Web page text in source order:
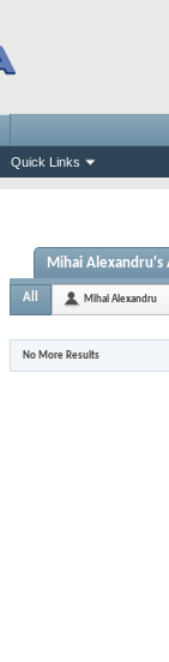
Quick Links
Mihai Alexandru's
All Mihai Alexandru
No More Results